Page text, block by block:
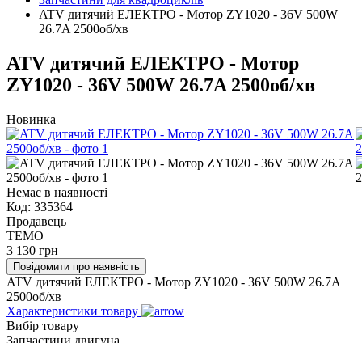
ATV дитячий ЕЛЕКТРО - Мотор ZY1020 - 36V 500W
26.7A 2500об/хв
ATV дитячий ЕЛЕКТРО - Мотор
ZY1020 - 36V 500W 26.7A 2500об/хв
Новинка
Немає в наявності
Код: 335364
Продавець
TEMO
3 130 грн
Повідомити про наявність
ATV дитячий ЕЛЕКТРО - Мотор ZY1020 - 36V 500W 26.7A
2500об/хв
Характеристики товару
Вибір товару
Запчастини двигуна